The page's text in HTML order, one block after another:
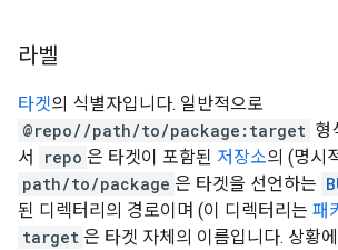
라벨
타겟의 식별자입니다. 일반적으로
@repo//path/to/package:target 형
서
repo 은 타겟이 포함된 저장소의 (명시
path/to/package 은 타겟을 선언하는
된 디렉터리의 경로이며 (이 디렉터리는 패
target 은 타겟 자체의 이름입니다. 상황